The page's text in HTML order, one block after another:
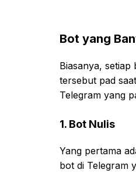
Bot yang
Biasanya,
tersebut pad
Telegram yang
1. Bot Nulis
Yang pertama
bot di Telegram